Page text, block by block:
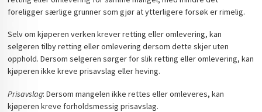
foreligger særlige grunner som gjør at ytterligere forsøk er rimelig.
Selv om kjøperen verken krever retting eller omlevering, kan
selgeren tilby retting eller omlevering dersom dette skjer uten
opphold. Dersom selgeren sørger for slik retting eller omlevering, kan
kjøperen ikke kreve prisavslag eller heving.
Prisavslag: Dersom mangelen ikke rettes eller omleveres, kan
kjøperen kreve forholdsmessig prisavslag.